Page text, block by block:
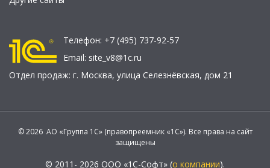
Телефон: +7 (495) 737-92-57
Email: site_v8@1c.ru
Отдел продаж: г. Москва, улица Селезнёвская, дом 21
© 2026 АО «Группа 1С» (правопреемник «1С»). Все права на сайт
защищены
© 2011- 2026 ООО «1С-Софт» (о компании).